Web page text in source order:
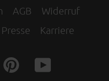
AGB
Widerruf
Presse Karriere